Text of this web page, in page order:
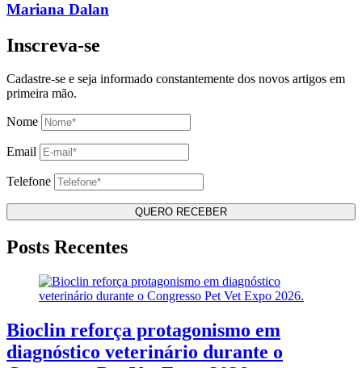
Mariana Dalan
Inscreva-se
Cadastre-se e seja informado constantemente dos novos artigos em
primeira mão.
Nome
Email
Telefone
Posts Recentes
Bioclin reforça protagonismo em
diagnóstico veterinário durante o